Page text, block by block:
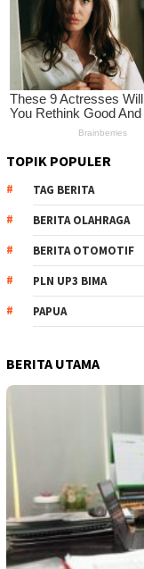
TOPIK POPULER
TAG BERITA
BERITA OLAHRAGA
BERITA OTOMOTIF
PLN UP3 BIMA
PAPUA
BERITA UTAMA